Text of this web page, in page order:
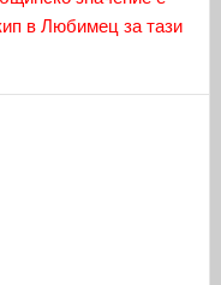
в Любимец за тази